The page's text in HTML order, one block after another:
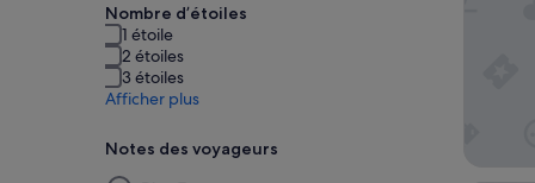
Nombre d’étoiles
1 étoile
2 étoiles
3 étoiles
Afficher plus
Notes des voyageurs